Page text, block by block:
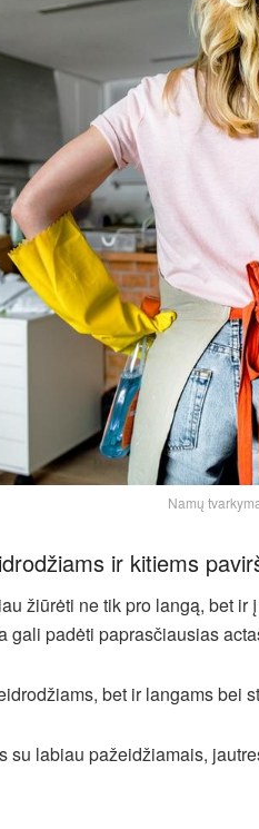
Namų
ir kitiems
žiūrėti ne tik pro langą, bet
gali padėti paprasčiausias
bet ir langams bei
su labiau pažeidžiamais,